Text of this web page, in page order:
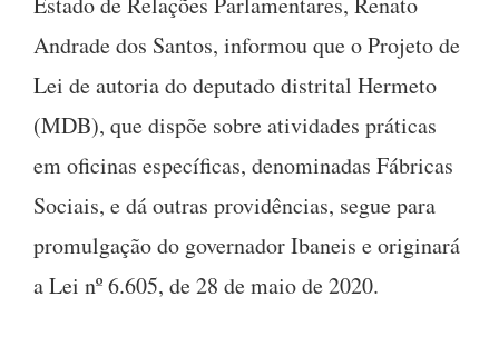
Andrade dos Santos, informou que o Projeto de
Lei de autoria do deputado distrital Hermeto
(MDB), que dispõe sobre atividades práticas
em oficinas específicas, denominadas Fábricas
Sociais, e dá outras providências, segue para
promulgação do governador Ibaneis e originará
a Lei nº 6.605, de 28 de maio de 2020.